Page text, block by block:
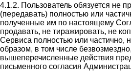
4.1.2. Пользователь обязуется не
(передавать) полностью или
полученные им по настоящему
продавать, не тиражировать, не
Сервиса полностью или частично,
образом, в том числе
вышеперечисленные действия
письменного согласия